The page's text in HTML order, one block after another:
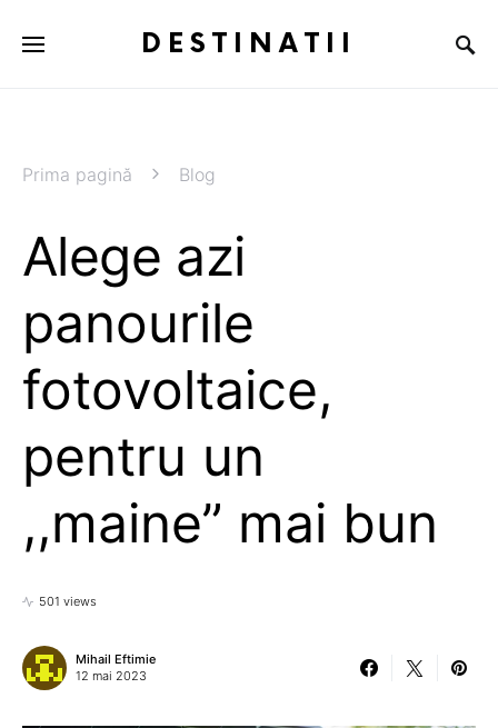
DESTINATII
Prima pagină Blog
Alege azi
panourile
fotovoltaice,
pentru un
,,maine” mai bun
501 views
Mihail Eftimie
12 mai 2023